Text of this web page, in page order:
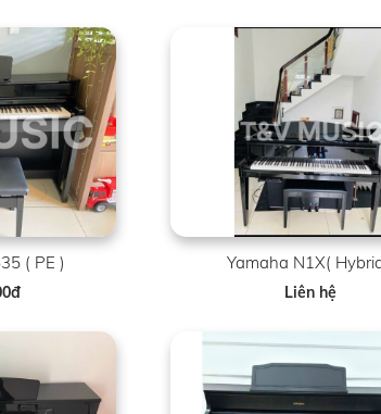
( PE ) Yamaha N1X(
Liên hệ